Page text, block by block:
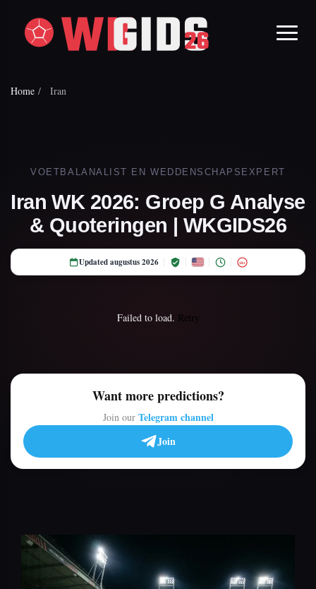
Home / Iran
VOETBALANALIST EN WEDDENSCHAPSEXPERT
Iran WK 2026: Groep G Analyse
& Quoteringen | WKGIDS26
Updated augustus 2026 18+
Failed to load. Retry
Want more predictions?
Join our Telegram channel
Join